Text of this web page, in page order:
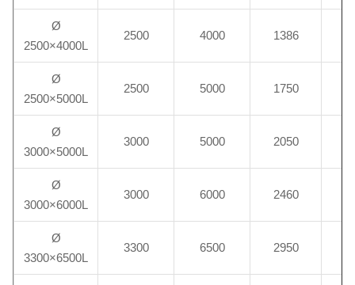
Ø
2500×4000L
2500 4000 1386
Ø
2500×5000L
2500 5000 1750
Ø
3000×5000L
3000 5000 2050
Ø
3000×6000L
3000 6000 2460
Ø
3300×6500L
3300 6500 2950